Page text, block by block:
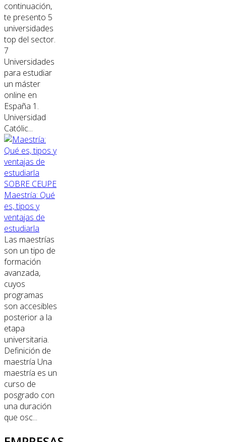
continuación,
te presento 5
universidades
top del sector.
7
Universidades
para estudiar
un máster
online en
España 1.
Universidad
Católic...
SOBRE CEUPE
Maestría: Qué
es, tipos y
ventajas de
estudiarla
Las maestrías
son un tipo de
formación
avanzada,
cuyos
programas
son accesibles
posterior a la
etapa
universitaria.
Definición de
maestría Una
maestría es un
curso de
posgrado con
una duración
que osc...